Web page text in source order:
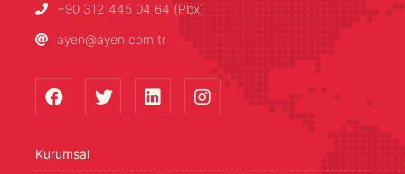
+90 312 445 04 64 (Pbx)
ayen@ayen.com.tr
Kurumsal